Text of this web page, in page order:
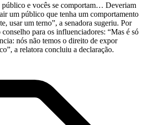
público e vocês se comportam… Deveriam
um público que tenha um comportamento
usar um terno”, a senadora sugeriu. Por
para os influenciadores: “Mas é só
nós não temos o direito de expor
a relatora concluiu a declaração.